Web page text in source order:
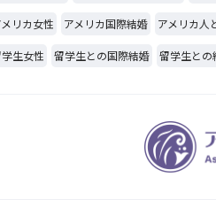
リカ女性 アメリカ国際結婚 アメリカ人
生女性 留学生との国際結婚 留学生との